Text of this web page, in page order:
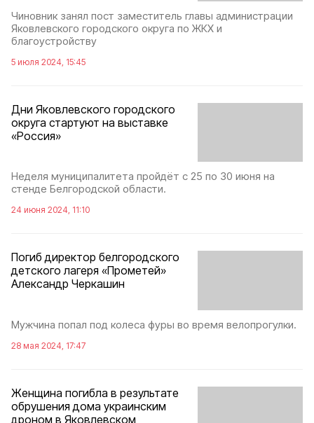
Чиновник занял пост заместитель главы администрации
Яковлевского городского округа по ЖКХ и
благоустройству
5 июля 2024, 15:45
Дни Яковлевского городского
округа стартуют на выставке
«Россия»
Неделя муниципалитета пройдёт с 25 по 30 июня на
стенде Белгородской области.
24 июня 2024, 11:10
Погиб директор белгородского
детского лагеря «Прометей»
Александр Черкашин
Мужчина попал под колеса фуры во время велопрогулки.
28 мая 2024, 17:47
Женщина погибла в результате
обрушения дома украинским
дроном в Яковлевском